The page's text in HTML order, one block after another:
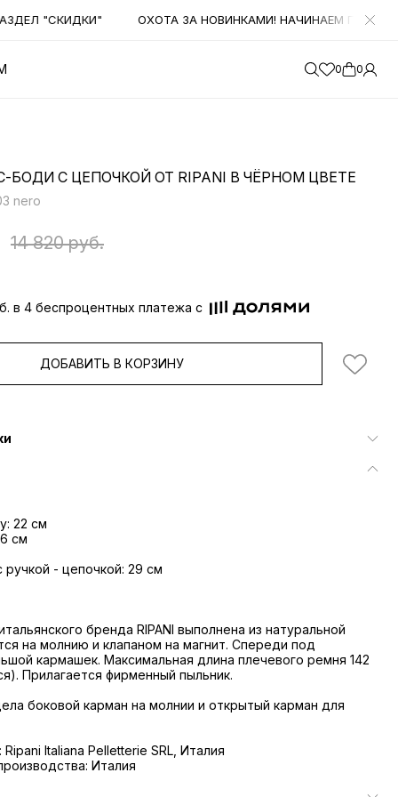
"СКИДКИ" ОХОТА ЗА НОВИНКАМИ! НАЧИНАЕМ
0 0
БОДИ С ЦЕПОЧКОЙ ОТ RIPANI В ЧЁРНОМ ЦВЕТЕ
nero
14 820 руб.
в 4 беспроцентных платежа с
ДОБАВИТЬ В КОРЗИНУ
22 см
см
- цепочкой: 29 см
бренда RIPANI выполнена из натуральной
на молнию и клапаном на магнит. Спереди под
кармашек. Максимальная длина плечевого ремня 142
Прилагается фирменный пыльник.
боковой карман на молнии и открытый карман для
Italiana Pelletterie SRL, Италия
Италия